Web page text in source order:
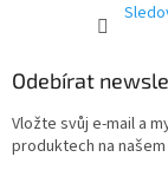
Odebírat
Vložte svůj e-mail a
produktech na